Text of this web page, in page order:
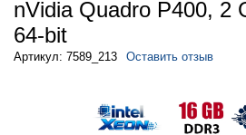
nVidia Quadro P400, 2
64-bit
Артикул: 7589_213 Оставить отзыв